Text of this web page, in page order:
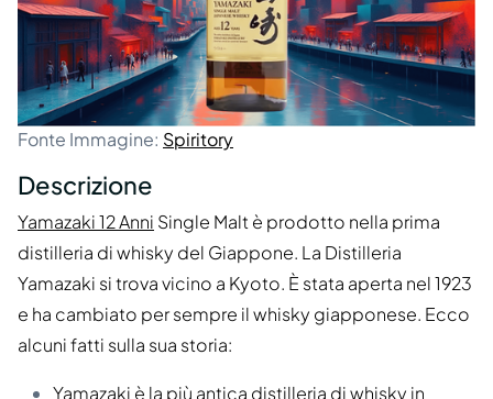
Fonte Immagine: Spiritory
Descrizione
Yamazaki 12 Anni Single Malt è prodotto nella prima
distilleria di whisky del Giappone. La Distilleria
Yamazaki si trova vicino a Kyoto. È stata aperta nel 1923
e ha cambiato per sempre il whisky giapponese. Ecco
alcuni fatti sulla sua storia:
Yamazaki è la più antica distilleria di whisky in